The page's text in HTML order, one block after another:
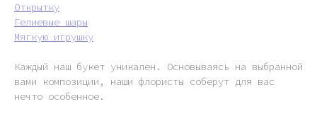
Открытку
Гелиевые шары
Мягкую игрушку
Каждый наш букет уникален. Основываясь на выбранной
вами композиции, наши флористы соберут для вас
нечто особенное.